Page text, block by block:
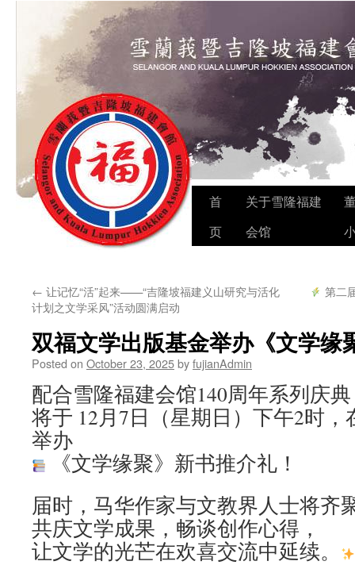
Skip
首
页
关于雪隆福建
会馆
← 让记忆“活”起来——“吉隆坡福建义山研究与活化
计划之文学采风”活动圆满启动
第二
双福文学出版基金举办《文学缘
Posted on October 23, 2025byfujianAdmin
配合雪隆福建会馆140周年系列庆
将于 12月7日（星期日）下午2时
举办
《文学缘聚》新书推介礼！
届时，马华作家与文教界人士将齐
共庆文学成果，畅谈创作心得，
让文学的光芒在欢喜交流中延续。